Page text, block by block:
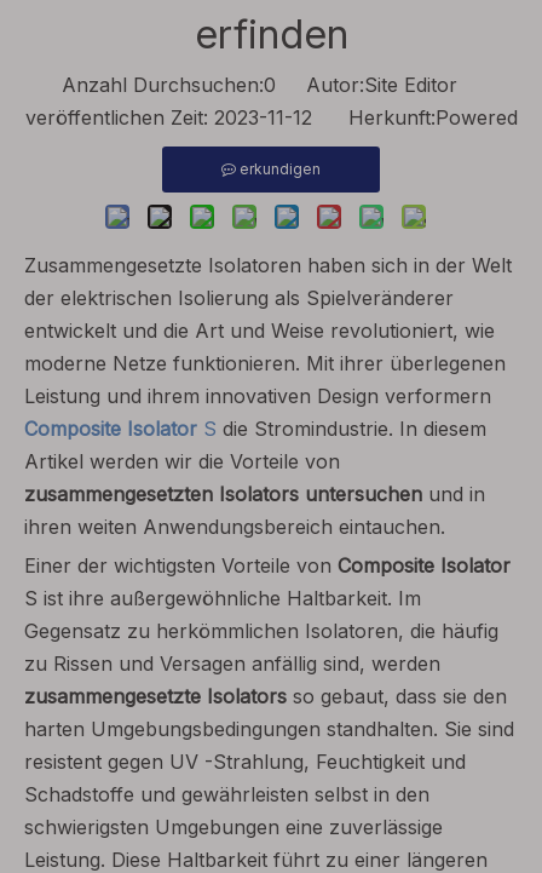
erfinden
Anzahl Durchsuchen:0 Autor:Site Editor
veröffentlichen Zeit: 2023-11-12 Herkunft:Powered
erkundigen
Zusammengesetzte Isolatoren haben sich in der Welt
der elektrischen Isolierung als Spielveränderer
entwickelt und die Art und Weise revolutioniert, wie
moderne Netze funktionieren. Mit ihrer überlegenen
Leistung und ihrem innovativen Design verformern
Composite Isolator S die Stromindustrie. In diesem
Artikel werden wir die Vorteile von
zusammengesetzten Isolators untersuchen und in
ihren weiten Anwendungsbereich eintauchen.
Einer der wichtigsten Vorteile von Composite Isolator
S ist ihre außergewöhnliche Haltbarkeit. Im
Gegensatz zu herkömmlichen Isolatoren, die häufig
zu Rissen und Versagen anfällig sind, werden
zusammengesetzte Isolators so gebaut, dass sie den
harten Umgebungsbedingungen standhalten. Sie sind
resistent gegen UV -Strahlung, Feuchtigkeit und
Schadstoffe und gewährleisten selbst in den
schwierigsten Umgebungen eine zuverlässige
Leistung. Diese Haltbarkeit führt zu einer längeren